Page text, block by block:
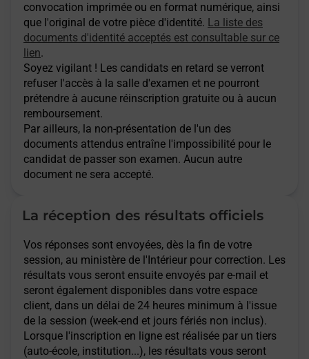
convocation imprimée ou en format numérique, ainsi
que l'original de votre pièce d'identité. La liste des
documents d'identité acceptés est consultable sur ce
lien.
Soyez vigilant ! Les candidats en retard se verront
refuser l'accès à la salle d'examen et ne pourront
prétendre à aucune réinscription gratuite ou à aucun
remboursement.
Par ailleurs, la non-présentation de l'un des
documents attendus entraîne l'impossibilité pour le
candidat de passer son examen. Aucun autre
document ne sera accepté.
La réception des résultats officiels
Vos réponses sont envoyées, dès la fin de votre
session, au ministère de l'Intérieur pour correction. Les
résultats vous seront ensuite envoyés par e-mail et
seront également disponibles dans votre espace
client, dans un délai de 24 heures minimum à l'issue
de la session (week-end et jours fériés non inclus).
Lorsque l'inscription en ligne est réalisée par un tiers
(auto-école, institution...), les résultats vous seront